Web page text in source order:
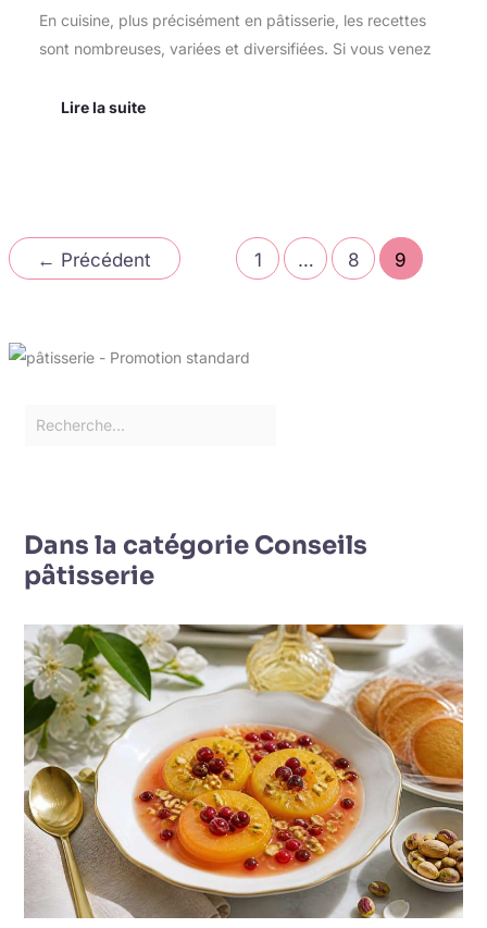
En cuisine, plus précisément en pâtisserie, les recettes
sont nombreuses, variées et diversifiées. Si vous venez
Lire la suite
← Précédent 1 … 8 9
Dans la catégorie Conseils
pâtisserie